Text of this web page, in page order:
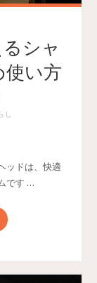
シャ
使い方
し
ッドは、快適
です …